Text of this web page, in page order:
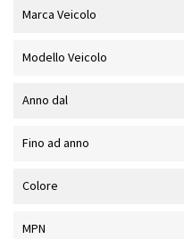
Marca Veicolo
Modello Veicolo
Anno dal
Fino ad anno
Colore
MPN